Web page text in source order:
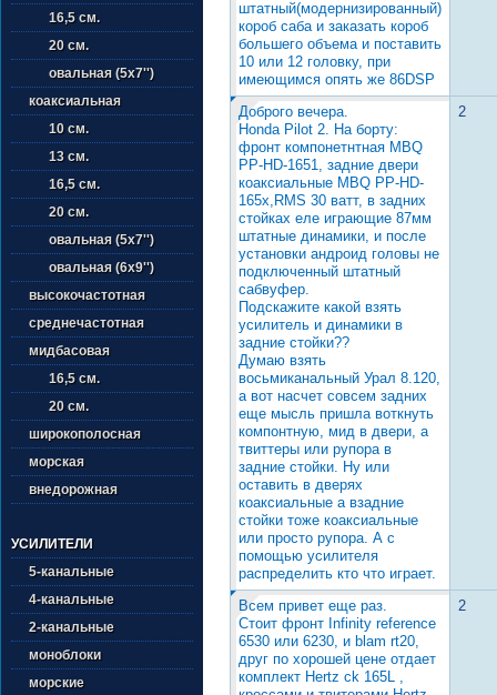
16,5 см.
20 см.
овальная (5х7'')
коаксиальная
10 см.
13 см.
16,5 см.
20 см.
овальная (5х7'')
овальная (6х9'')
высокочастотная
среднечастотная
мидбасовая
16,5 см.
20 см.
широкополосная
морская
внедорожная
УСИЛИТЕЛИ
5-канальные
4-канальные
2-канальные
моноблоки
морские
штатный(модернизированный)
короб саба и заказать короб
большего объема и поставить
10 или 12 головку, при
имеющимся опять же 86DSP
Доброго вечера.
Honda Pilot 2. На борту:
фронт компонетнтная MВQ
РP-HD-1651, задние двери
коаксиальные МВQ РP-НD-
165x,RMS 30 ватт, в задних
стойках еле играющие 87мм
штатные динамики, и после
установки андроид головы не
подключенный штатный
сабвуфер.
Подскажите какой взять
усилитель и динамики в
задние стойки??
Думаю взять
восьмиканальный Урал 8.120,
а вот насчет совсем задних
еще мысль пришла воткнуть
компонтную, мид в двери, а
твиттеры или рупора в
задние стойки. Ну или
оставить в дверях
коаксиальные а взадние
стойки тоже коаксиальные
или просто рупора. А с
помощью усилителя
распределить кто что играет.
2
Всем привет еще раз.
Стоит фронт Infinity reference
6530 или 6230, и blam rt20,
друг по хорошей цене отдает
комплект Hertz ck 165L ,
2